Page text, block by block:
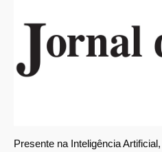
Presente na Inteligência